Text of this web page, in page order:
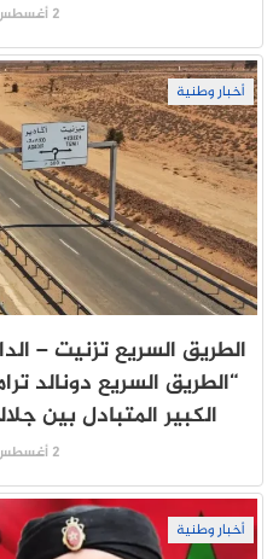
2 أغسطس 2026
أخبار وطنية
الطريق السريع تزنيت –
“الطريق السريع دونالد
الكبير المتبادل بين
2 أغسطس 2026
أخبار وطنية